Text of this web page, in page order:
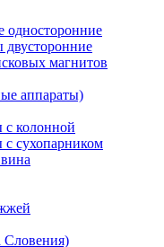
односторонние
магнитов
аппараты)
с колонной
с сухопарником
Словения)